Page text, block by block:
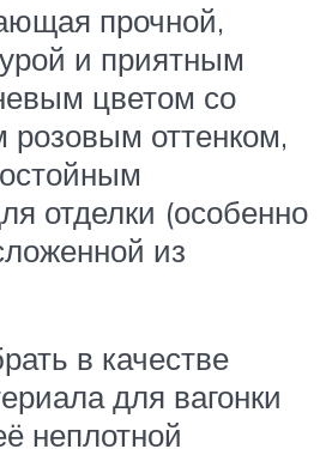
прочной,
и приятным
цветом со
розовым оттенком,
отделки (особенно
из
в качестве
для вагонки
неплотной